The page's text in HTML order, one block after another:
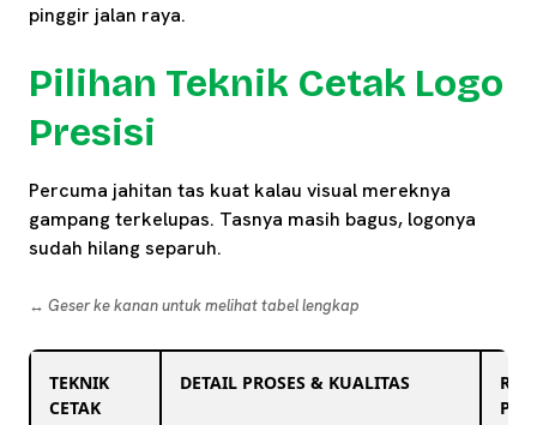
pinggir jalan raya.
Pilihan Teknik Cetak Logo
Presisi
Percuma jahitan tas kuat kalau visual mereknya
gampang terkelupas. Tasnya masih bagus, logonya
sudah hilang separuh.
↔️ Geser ke kanan untuk melihat tabel lengkap
TEKNIK
CETAK
DETAIL PROSES & KUALITAS